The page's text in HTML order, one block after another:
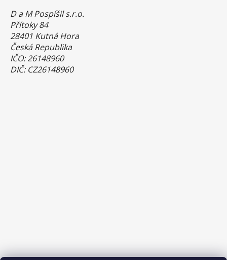
D a M Pospíšil s.r.o.
Přítoky 84
28401 Kutná Hora
Česká Republika
IČO: 26148960
DIČ: CZ26148960